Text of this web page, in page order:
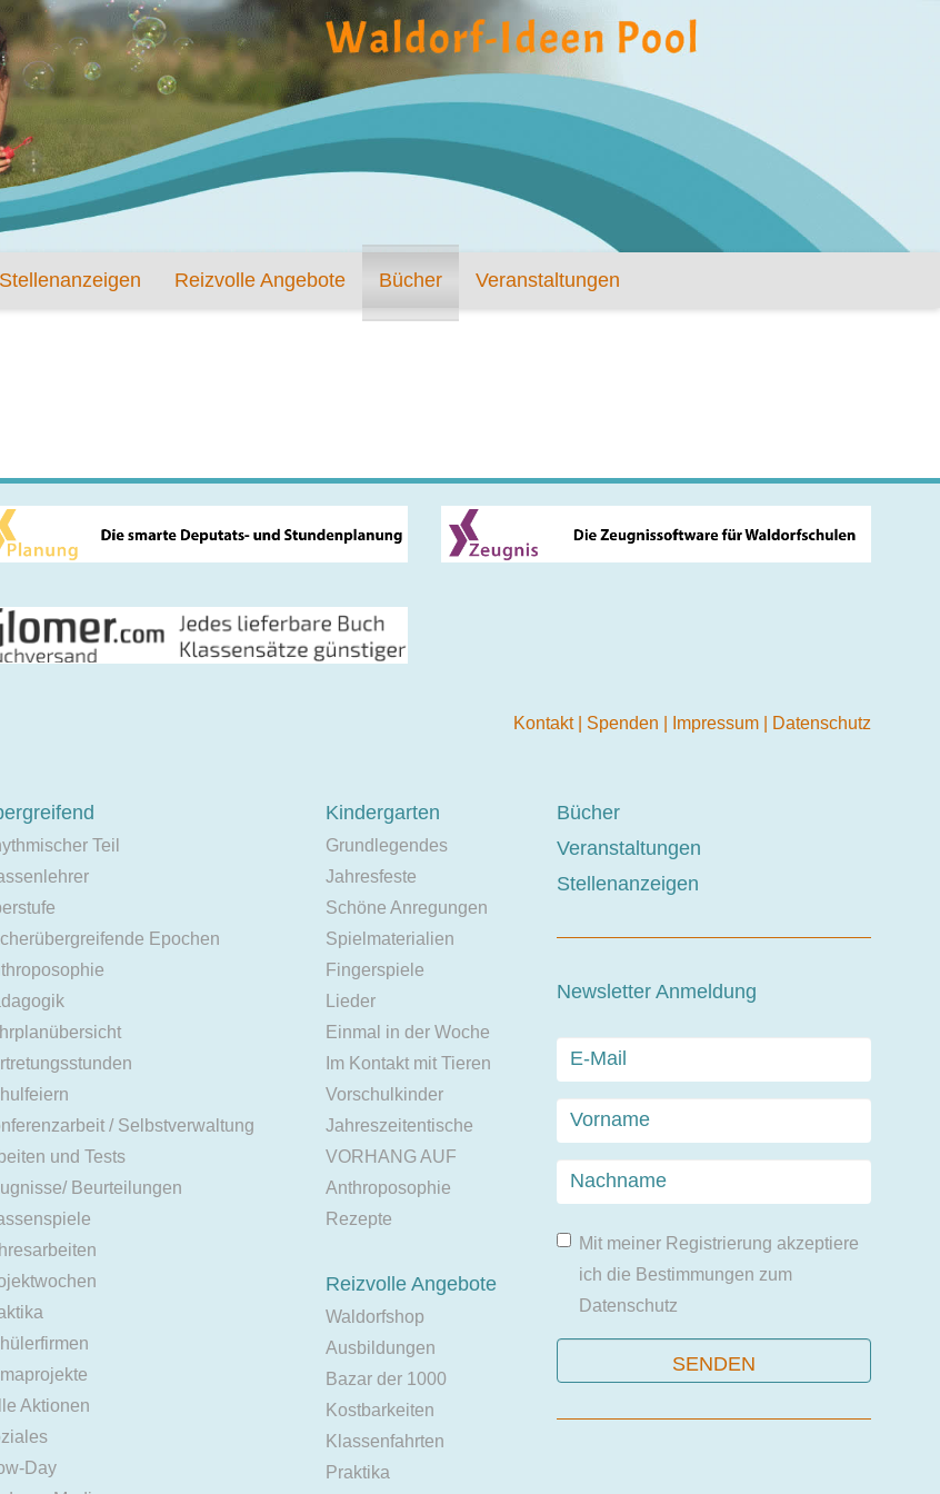
Stellenanzeigen Reizvolle Angebote Bücher Veranstaltungen
Kontakt Spenden Impressum Datenschutz
Teil
Epochen
/ Selbstverwaltung
und Tests
Beurteilungen
Aktionen
Day
Kindergarten
Grundlegendes
Jahresfeste
Schöne Anregungen
Spielmaterialien
Fingerspiele
Lieder
Einmal in der Woche
Im Kontakt mit Tieren
Vorschulkinder
Jahreszeitentische
VORHANG AUF
Anthroposophie
Rezepte
Reizvolle Angebote
Waldorfshop
Ausbildungen
Bazar der 1000
Kostbarkeiten
Klassenfahrten
Praktika
Bücher
Veranstaltungen
Stellenanzeigen
Newsletter Anmeldung
Mit meiner Registrierung akzeptiere
ich die Bestimmungen zum
Datenschutz